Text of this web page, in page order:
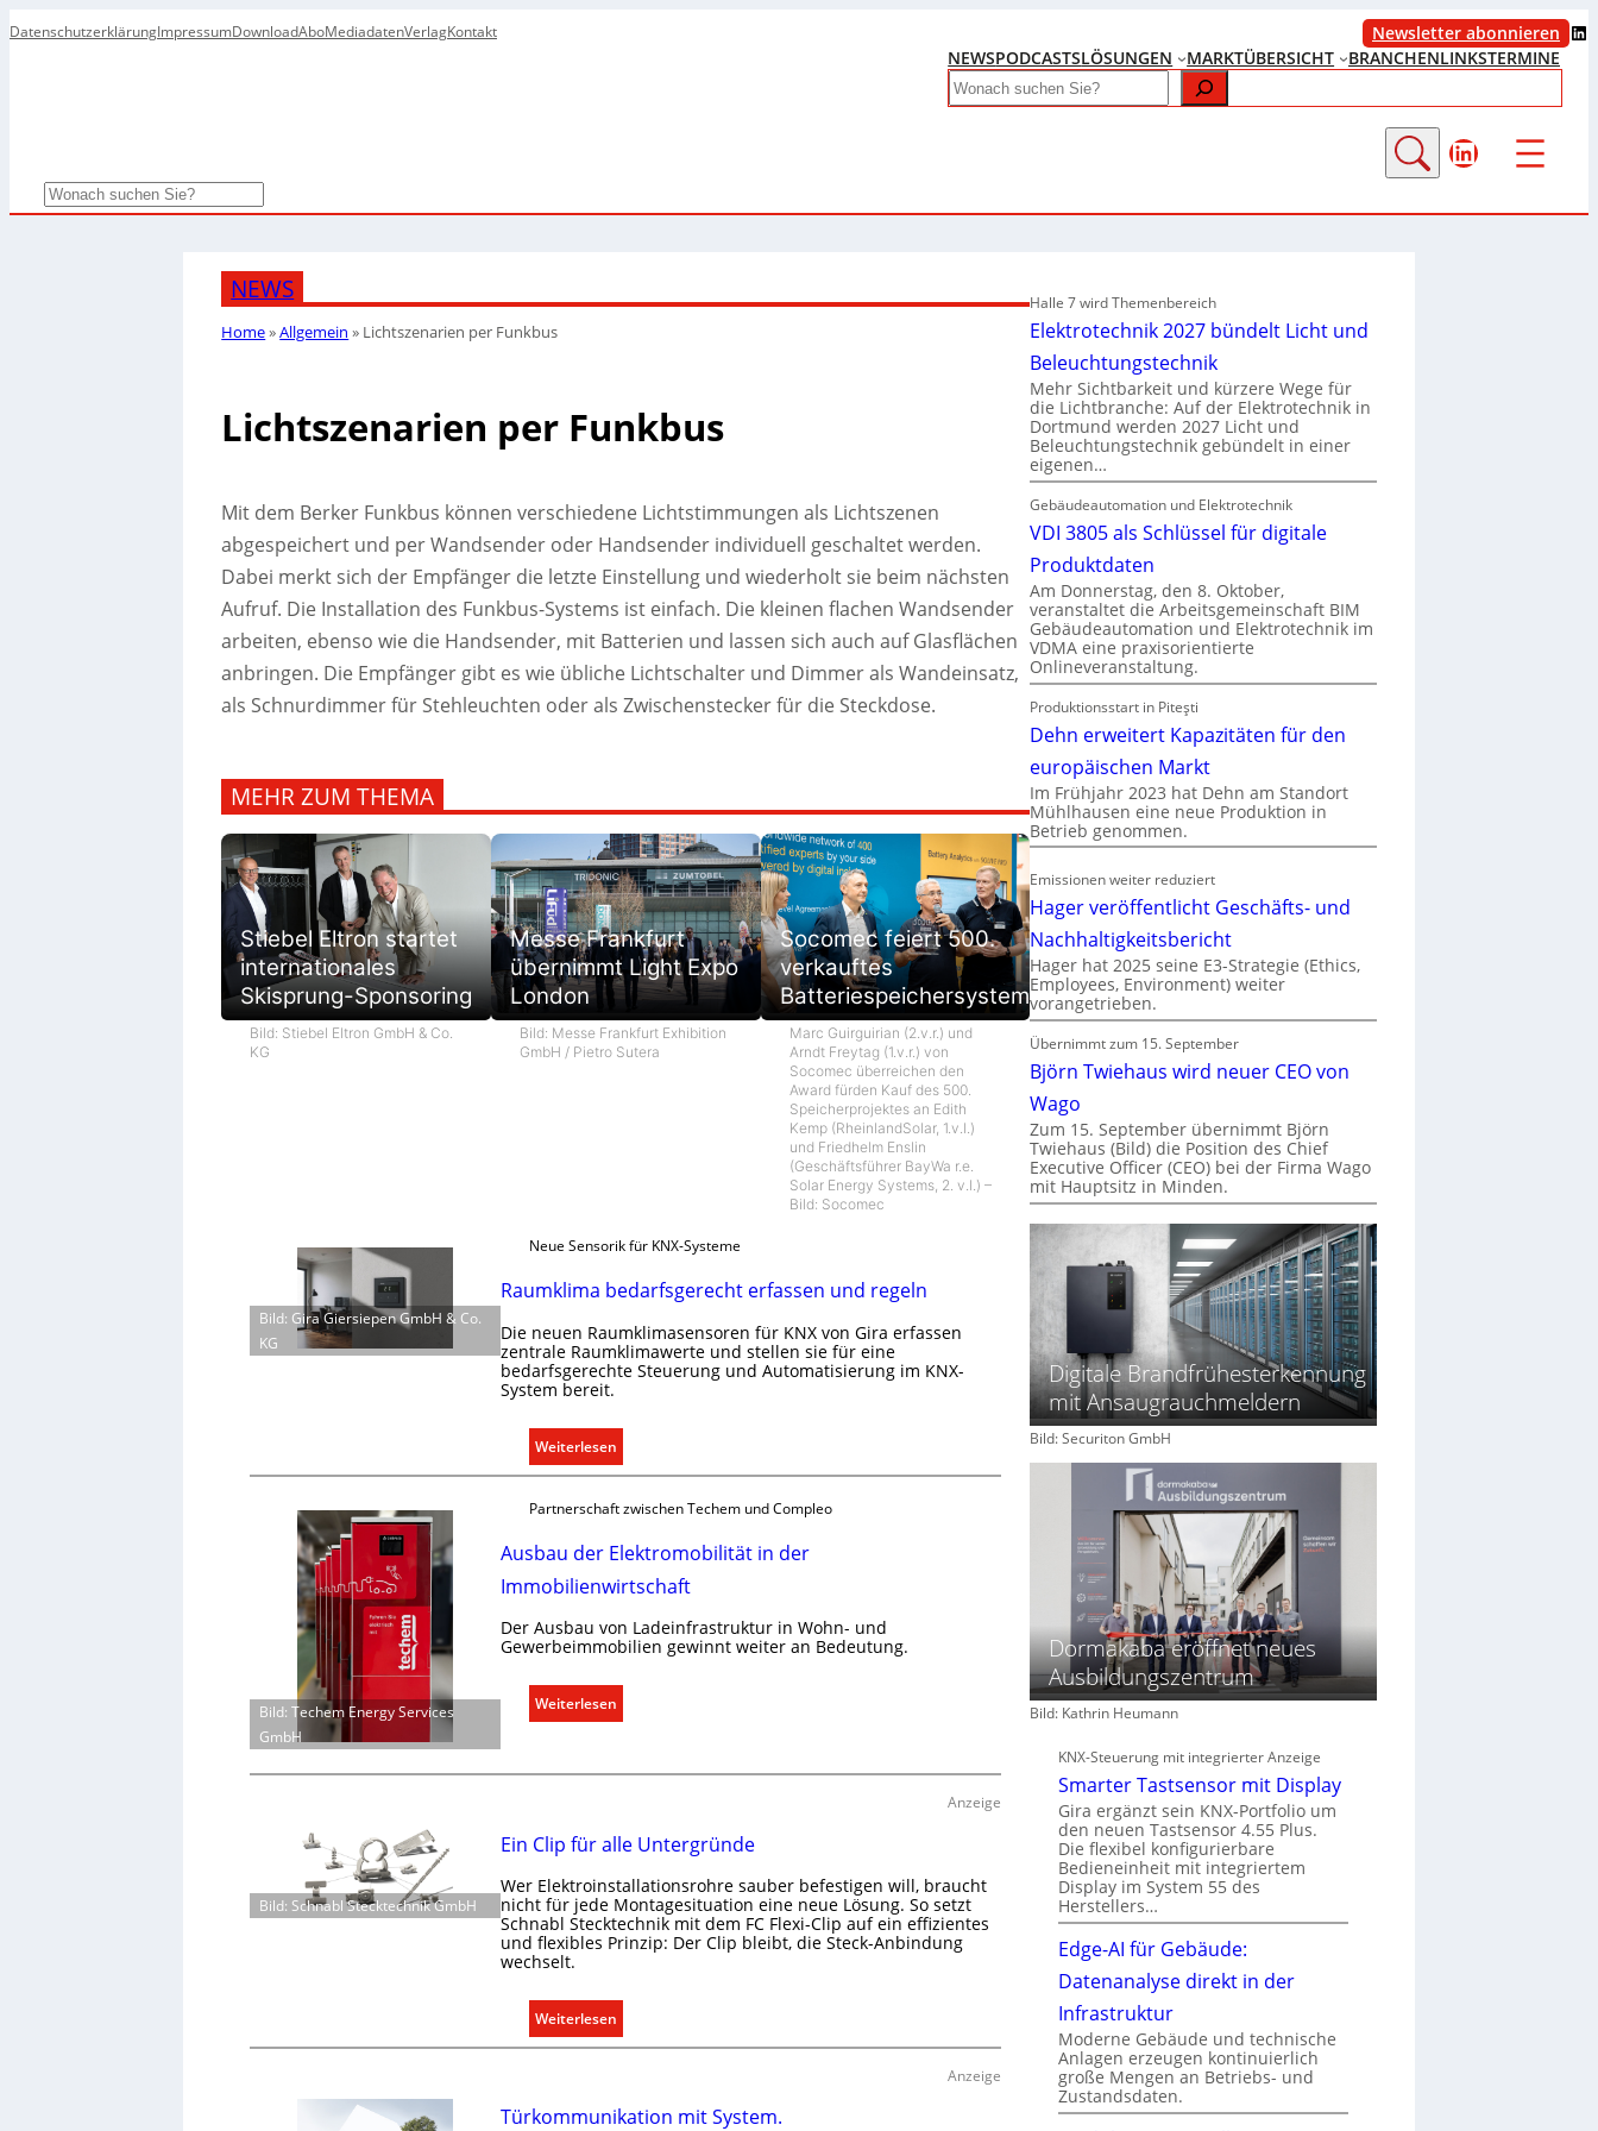
DatenschutzerklärungImpressumDownloadAboMediadatenVerlagKontakt Newsletter abonnieren LinkedIn
NEWSPODCASTSLÖSUNGEN MARKTÜBERSICHT BRANCHENLINKSTERMINE
Search
LinkedIn
Search
NEWS
Home»Allgemein » Lichtszenarien per Funkbus
Lichtszenarien per Funkbus
Mit dem Berker Funkbus können verschiedene Lichtstimmungen als Lichtszenen
abgespeichert und per Wandsender oder Handsender individuell geschaltet werden.
Dabei merkt sich der Empfänger die letzte Einstellung und wiederholt sie beim nächsten
Aufruf. Die Installation des Funkbus-Systems ist einfach. Die kleinen flachen Wandsender
arbeiten, ebenso wie die Handsender, mit Batterien und lassen sich auch auf Glasflächen
anbringen. Die Empfänger gibt es wie übliche Lichtschalter und Dimmer als Wandeinsatz,
als Schnurdimmer für Stehleuchten oder als Zwischenstecker für die Steckdose.
MEHR ZUM THEMA
Stiebel Eltron startet
internationales
Skisprung-Sponsoring
Bild: Stiebel Eltron GmbH & Co.
KG
Messe Frankfurt
übernimmt Light Expo
London
Bild: Messe Frankfurt Exhibition
GmbH / Pietro Sutera
Socomec feiert 500.
verkauftes
Batteriespeichersystem
Marc Guirguirian (2.v.r.) und
Arndt Freytag (1.v.r.) von
Socomec überreichen den
Award fürden Kauf des 500.
Speicherprojektes an Edith
Kemp (RheinlandSolar, 1.v.l.)
und Friedhelm Enslin
(Geschäftsführer BayWa r.e.
Solar Energy Systems, 2. v.l.) –
Bild: Socomec
Bild: Gira Giersiepen GmbH & Co.
KG
Neue Sensorik für KNX-Systeme
Raumklima bedarfsgerecht erfassen und regeln
Die neuen Raumklimasensoren für KNX von Gira erfassen
zentrale Raumklimawerte und stellen sie für eine
bedarfsgerechte Steuerung und Automatisierung im KNX-
System bereit.
Weiterlesen:
R
u
m
l
i
m
e
a
e
r
e
t
e
a
Bild: Techem Energy Services
GmbH
Partnerschaft zwischen Techem und Compleo
Ausbau der Elektromobilität in der
Immobilienwirtschaft
Der Ausbau von Ladeinfrastruktur in Wohn- und
Gewerbeimmobilien gewinnt weiter an Bedeutung.
Weiterlesen:
A
s
u
d
e
r
E
e
k
t
Anzeige
Bild: Schnabl Stecktechnik GmbH
Ein Clip für alle Untergründe
Wer Elektroinstallationsrohre sauber befestigen will, braucht
nicht für jede Montagesituation eine neue Lösung. So setzt
Schnabl Stecktechnik mit dem FC Flexi-Clip auf ein effizientes
und flexibles Prinzip: Der Clip bleibt, die Steck-Anbindung
wechselt.
Weiterlesen:
E
C
Anzeige
Türkommunikation mit System.
Halle 7 wird Themenbereich
Elektrotechnik 2027 bündelt Licht und
Beleuchtungstechnik
Mehr Sichtbarkeit und kürzere Wege für
die Lichtbranche: Auf der Elektrotechnik in
Dortmund werden 2027 Licht und
Beleuchtungstechnik gebündelt in einer
eigenen…
Gebäudeautomation und Elektrotechnik
VDI 3805 als Schlüssel für digitale
Produktdaten
Am Donnerstag, den 8. Oktober,
veranstaltet die Arbeitsgemeinschaft BIM
Gebäudeautomation und Elektrotechnik im
VDMA eine praxisorientierte
Onlineveranstaltung.
Produktionsstart in Piteşti
Dehn erweitert Kapazitäten für den
europäischen Markt
Im Frühjahr 2023 hat Dehn am Standort
Mühlhausen eine neue Produktion in
Betrieb genommen.
Emissionen weiter reduziert
Hager veröffentlicht Geschäfts- und
Nachhaltigkeitsbericht
Hager hat 2025 seine E3-Strategie (Ethics,
Employees, Environment) weiter
vorangetrieben.
Übernimmt zum 15. September
Björn Twiehaus wird neuer CEO von
Wago
Zum 15. September übernimmt Björn
Twiehaus (Bild) die Position des Chief
Executive Officer (CEO) bei der Firma Wago
mit Hauptsitz in Minden.
Digitale Brandfrühesterkennung
mit Ansaugrauchmeldern
Bild: Securiton GmbH
Dormakaba eröffnet neues
Ausbildungszentrum
Bild: Kathrin Heumann
KNX-Steuerung mit integrierter Anzeige
Smarter Tastsensor mit Display
Gira ergänzt sein KNX-Portfolio um
den neuen Tastsensor 4.55 Plus.
Die flexibel konfigurierbare
Bedieneinheit mit integriertem
Display im System 55 des
Herstellers…
Edge-AI für Gebäude:
Datenanalyse direkt in der
Infrastruktur
Moderne Gebäude und technische
Anlagen erzeugen kontinuierlich
große Mengen an Betriebs- und
Zustandsdaten.